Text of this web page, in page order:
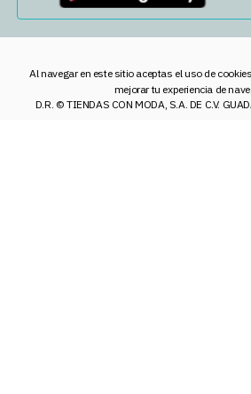
Al navegar en este sitio aceptas el uso de
mejorar tu experiencia de
D.R. © TIENDAS CON MODA, S.A. DE C.V.